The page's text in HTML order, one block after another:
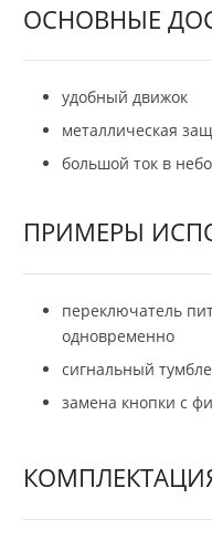
ОСНОВНЫЕ
удобный движок
металлическая
большой ток в
ПРИМЕРЫ
переключатель
одновременно
сигнальный
замена кнопки с